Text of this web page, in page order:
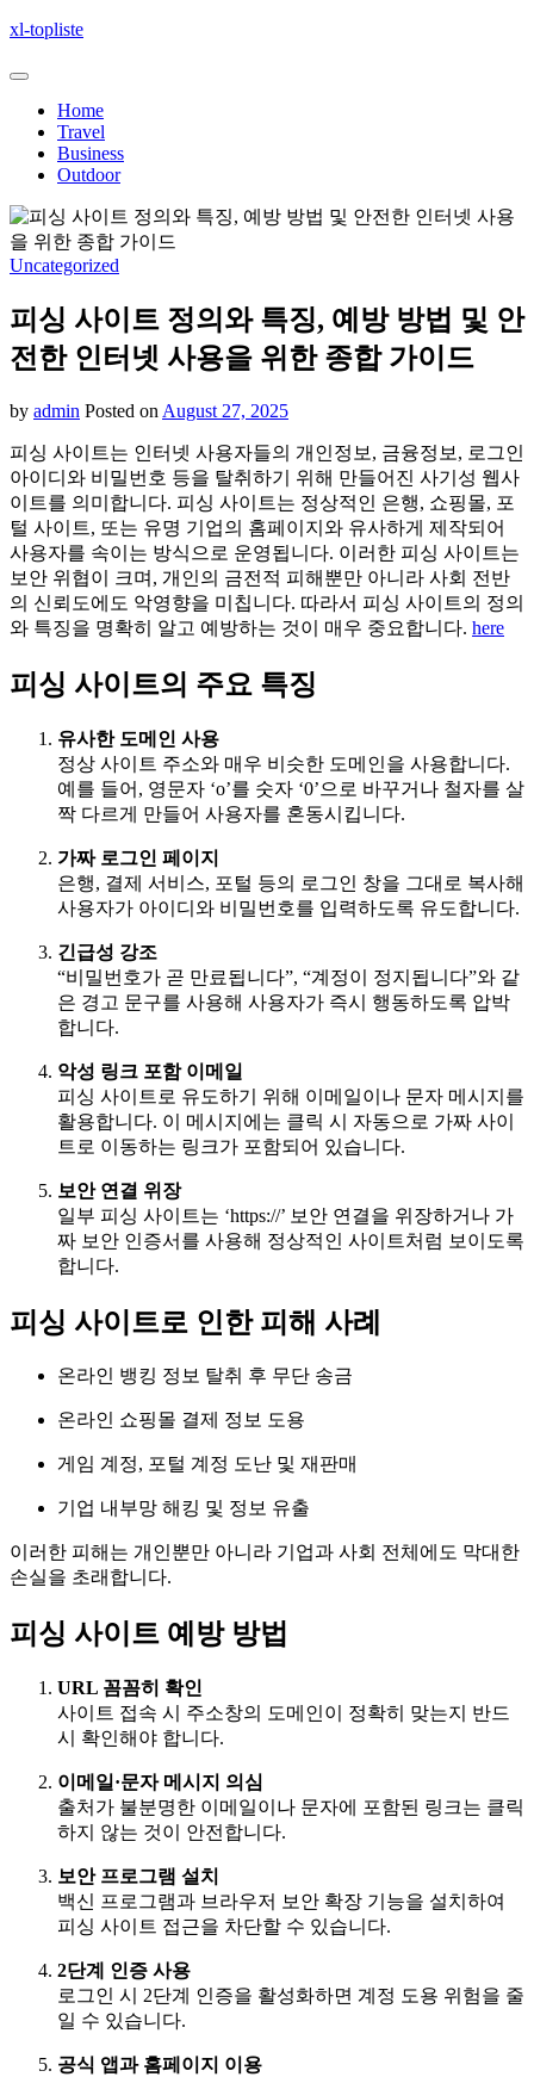
Skip
content
xl-topliste
Home
Travel
Business
Outdoor
Uncategorized
피싱 사이트 정의와 특징, 예방 방법 및 안
전한 인터넷 사용을 위한 종합 가이드
by admin Posted on August 27, 2025
피싱 사이트는 인터넷 사용자들의 개인정보, 금융정보, 로그인
아이디와 비밀번호 등을 탈취하기 위해 만들어진 사기성 웹사
이트를 의미합니다. 피싱 사이트는 정상적인 은행, 쇼핑몰, 포
털 사이트, 또는 유명 기업의 홈페이지와 유사하게 제작되어
사용자를 속이는 방식으로 운영됩니다. 이러한 피싱 사이트는
보안 위협이 크며, 개인의 금전적 피해뿐만 아니라 사회 전반
의 신뢰도에도 악영향을 미칩니다. 따라서 피싱 사이트의 정의
와 특징을 명확히 알고 예방하는 것이 매우 중요합니다. here
피싱 사이트의 주요 특징
유사한 도메인 사용
정상 사이트 주소와 매우 비슷한 도메인을 사용합니다.
예를 들어, 영문자 ‘o’를 숫자 ‘0’으로 바꾸거나 철자를 살
짝 다르게 만들어 사용자를 혼동시킵니다.
가짜 로그인 페이지
은행, 결제 서비스, 포털 등의 로그인 창을 그대로 복사해
사용자가 아이디와 비밀번호를 입력하도록 유도합니다.
긴급성 강조
“비밀번호가 곧 만료됩니다”, “계정이 정지됩니다”와 같
은 경고 문구를 사용해 사용자가 즉시 행동하도록 압박
합니다.
악성 링크 포함 이메일
피싱 사이트로 유도하기 위해 이메일이나 문자 메시지를
활용합니다. 이 메시지에는 클릭 시 자동으로 가짜 사이
트로 이동하는 링크가 포함되어 있습니다.
보안 연결 위장
일부 피싱 사이트는 ‘https://’ 보안 연결을 위장하거나 가
짜 보안 인증서를 사용해 정상적인 사이트처럼 보이도록
합니다.
피싱 사이트로 인한 피해 사례
온라인 뱅킹 정보 탈취 후 무단 송금
온라인 쇼핑몰 결제 정보 도용
게임 계정, 포털 계정 도난 및 재판매
기업 내부망 해킹 및 정보 유출
이러한 피해는 개인뿐만 아니라 기업과 사회 전체에도 막대한
손실을 초래합니다.
피싱 사이트 예방 방법
URL 꼼꼼히 확인
사이트 접속 시 주소창의 도메인이 정확히 맞는지 반드
시 확인해야 합니다.
이메일·문자 메시지 의심
출처가 불분명한 이메일이나 문자에 포함된 링크는 클릭
하지 않는 것이 안전합니다.
보안 프로그램 설치
백신 프로그램과 브라우저 보안 확장 기능을 설치하여
피싱 사이트 접근을 차단할 수 있습니다.
2단계 인증 사용
로그인 시 2단계 인증을 활성화하면 계정 도용 위험을 줄
일 수 있습니다.
공식 앱과 홈페이지 이용